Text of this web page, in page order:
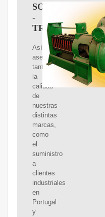
SOVENA
-
Así,
aseguramos
tanto
la
calidad
de
nuestras
distintas
marcas,
como
el
suministro
a
clientes
industriales
en
Portugal
y